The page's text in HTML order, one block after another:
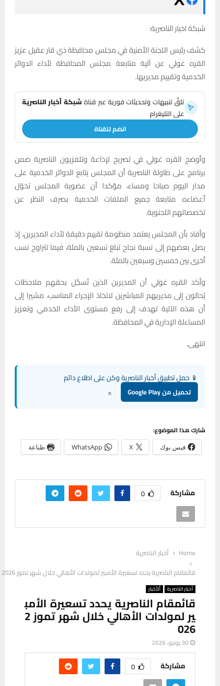
شبكة اخبار الناصرية:
كشف رئيس اللجنة الأمنية في مجلس محافظة ذي قار عقيل عزيز
القره غولي عن آلية متابعة مجلس المحافظة لأداء الدوائر
الخدمية وتقييم مديريها.
تلقَّ تنبيهات وتحديثات فورية عبر قناةشبكة أخبار الناصرية
على التليغرام
انضم للقناة
وأوضح القره غولي في تصريح لإذاعة وتلفزيون الناصرية ضمن
برنامج على طاولة الناصرية أن المجلس يتابع الدوائر الخدمية على
مدار اليوم صباحا ومساء، مؤكدا أن عضوية المجلس تخوّل
أعضاءه متابعة جميع الملفات الخدمية بصرف النظر عن
تخصصاتهم اللجنوية.
وأفاد بأن المجلس يعتمد منظومة تقييم دقيقة لأداء المديرين، إذ
يصل بعضهم إلى نسبة نجاح تبلغ تسعين بالمئة، فيما تتراوح نسب
أخرى بين خمسين وسبعين بالمئة.
وأكد القره غولي أن المديرين الذين تُسجَّل بحقهم ملاحظات
يُحالون إلى مديريهم المباشرين لاتخاذ الإجراء المناسب، مشيرا إلى
أن هذه الآلية تهدف إلى رفع مستوى الأداء الخدمي وتعزيز
المساءلة الإدارية في المحافظة.
انتهى.
📱 حمل تطبيق أخبار الناصرية وكن على اطلاع دائم
تحميل من Google Play ×
شارك هذا الموضوع:
فيس بوك X
WhatsApp طباعة
مشاركة 0
Home
أخبار الناصرية
قائمقام الناصرية يحدد تسعيرة الأمبير لمولدات الأهالي خلال شهر تموز 2026
أخبار الناصرية ألأخبار
قائمقام الناصرية يحدد تسعيرة الأمب
ير لمولدات الأهالي خلال شهر تموز 2
026
30 يونيو، 2026
مشاركة 0